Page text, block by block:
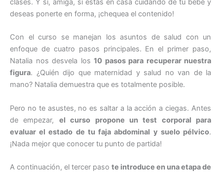
clases. Y sí, amiga, si estás en casa cuidando de tu bebé y
deseas ponerte en forma, ¡chequea el contenido!
Con el curso se manejan los asuntos de salud con un
enfoque de cuatro pasos principales. En el primer paso,
Natalia nos desvela los 10 pasos para recuperar nuestra
figura. ¿Quién dijo que maternidad y salud no van de la
mano? Natalia demuestra que es totalmente posible.
Pero no te asustes, no es saltar a la acción a ciegas. Antes
de empezar, el curso propone un test corporal para
evaluar el estado de tu faja abdominal y suelo pélvico.
¡Nada mejor que conocer tu punto de partida!
A continuación, el tercer paso te introduce en una etapa de